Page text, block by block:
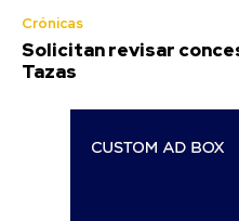
Crónicas
Solicitan revisar
Tazas